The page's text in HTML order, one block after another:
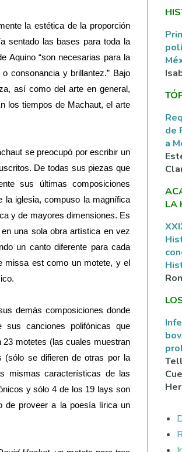
la estética de la proporción
sentado las bases para toda la
Aquino “son necesarias para la
consonancia y brillantez.” Bajo
así como del arte en general,
los tiempos de Machaut, el arte
se preocupó por escribir un
De todas sus piezas que
sus últimas composiciones
la iglesia, compuso la magnífica
y de mayores dimensiones. Es
una sola obra artística en vez
un canto diferente para cada
missa est como un motete, y el
demás composiciones donde
canciones polifónicas que
motetes (las cuales muestran
(sólo se difieren de otras por la
mismas características de las
y sólo 4 de los 19 lays son
de proveer a la poesía lírica un
de
a
LA